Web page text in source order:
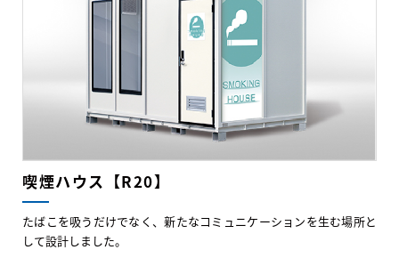
喫煙ハウス【R20】
たばこを吸うだけでなく、新たなコミュニケーションを生む場所と
して設計しました。